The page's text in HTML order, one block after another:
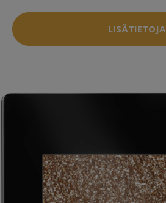
LISÄTIETOJA